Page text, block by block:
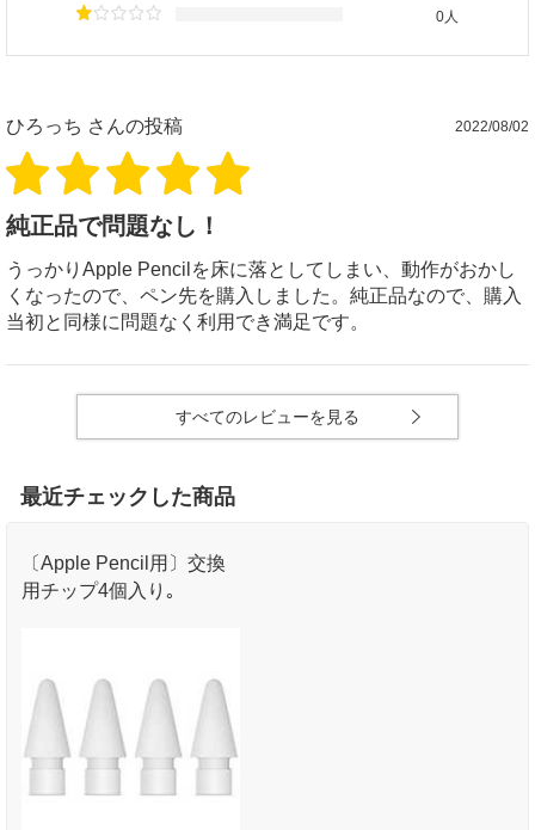
0人
ひろっち さんの投稿 2022/08/02
純正品で問題なし！
うっかりApple Pencilを床に落としてしまい、動作がおかし
くなったので、ペン先を購入しました。純正品なので、購入
当初と同様に問題なく利用でき満足です。
すべてのレビューを見る
最近チェックした商品
〔Apple Pencil用〕交換
用チップ4個入り｡